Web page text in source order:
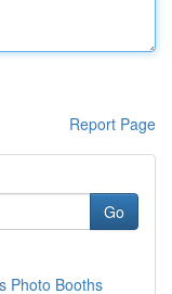
Report Page
Go
Photo Booths